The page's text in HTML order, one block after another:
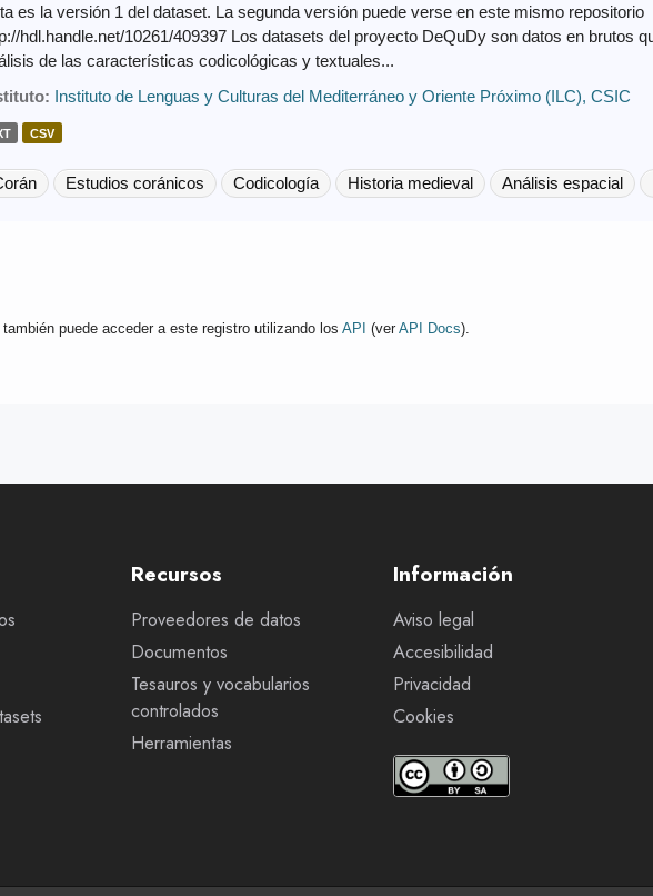
es la versión 1 del dataset. La segunda versión puede verse en este mismo repositorio
hdl.handle.net/10261/409397 Los datasets del proyecto DeQuDy son datos en brutos
de las características codicológicas y textuales...
Instituto de Lenguas y Culturas del Mediterráneo y Oriente Próximo (ILC), CSIC
CSV
Estudios coránicos Codicología Historia medieval Análisis espacial
también puede acceder a este registro utilizando los API (ver API Docs).
Recursos
Proveedores de datos
Documentos
Tesauros y vocabularios
controlados
Herramientas
Información
Aviso legal
Accesibilidad
Privacidad
Cookies